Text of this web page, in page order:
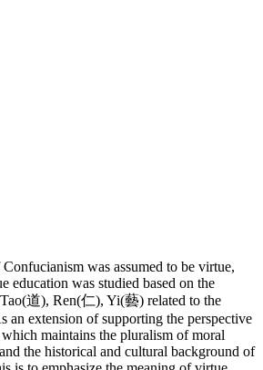
was assumed to be virtue,
education was studied based on the
道), Ren(仁), Yi(藝) related to the
an extension of supporting the perspective
maintains the pluralism of moral
the historical and cultural background of